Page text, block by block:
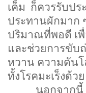
เค็ม ก็ควรรับปร
ประทานผักมาก
ปริมาณที่พอดี เ
และช่วยการขับ
หวาน ความดัน
ทั้งโรคมะเร็ง
นอกจากนี้ ก